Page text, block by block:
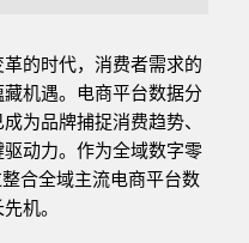
的时代，消费者需求的
机遇。电商平台数据分
为品牌捕捉消费趋势、
动力。作为全域数字零
合全域主流电商平台数
机。